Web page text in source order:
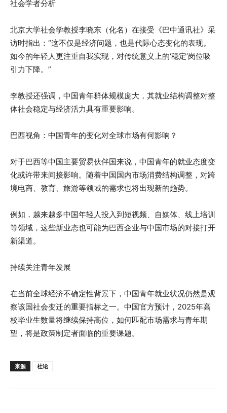
社会学者分析
北京大学社会学教授李晓东（化名）在接受《巴中通讯社》采
访时指出：“这不仅是经济问题，也是代际心态变化的表现。
如今的年轻人更注重自我实现，对传统意义上的‘稳定’岗位吸
引力下降。”
李教授还强调，中国青年群体规模庞大，其就业结构调整对整
体社会稳定与经济活力具有重要影响。
巴西视角：中国青年的变化对全球市场有何影响？
对于巴西等中国主要贸易伙伴国来说，中国青年的就业态度变
化或许带来间接影响。随着中国国内市场消费结构调整，对跨
境电商、教育、旅游等领域的需求也将出现新的趋势。
例如，越来越多中国年轻人投入到短视频、自媒体、线上培训
等领域，这些新业态也可能为巴西企业与中国市场的对接打开
新渠道。
持续关注青年发展
在当前全球经济不确定性背景下，中国青年就业状况仍然是观
察该国社会变迁的重要指标之一。中国官方预计，2025年高
校毕业生数量将继续保持高位，如何匹配市场需求与青年期
望，将是政策制定者面临的重要课题。
来源 社论